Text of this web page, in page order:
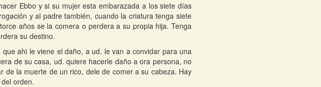
Ebbo y si su mujer esta embarazada a los siete días
y al padre también, cuando la criatura tenga siete
años se la comera o perdera a su propia hija. Tenga
su destino.
ahi le viene el daño, a ud. le van a convidar para una
de su casa, ud. quiere hacerle daño a ora persona, no
la muerte de un rico, dele de comer a su cabeza. Hay
orden.